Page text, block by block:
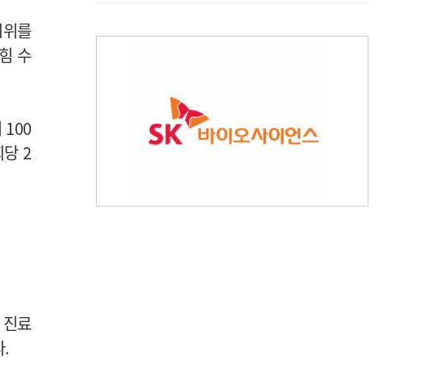
를
수
100
당 2
료
.